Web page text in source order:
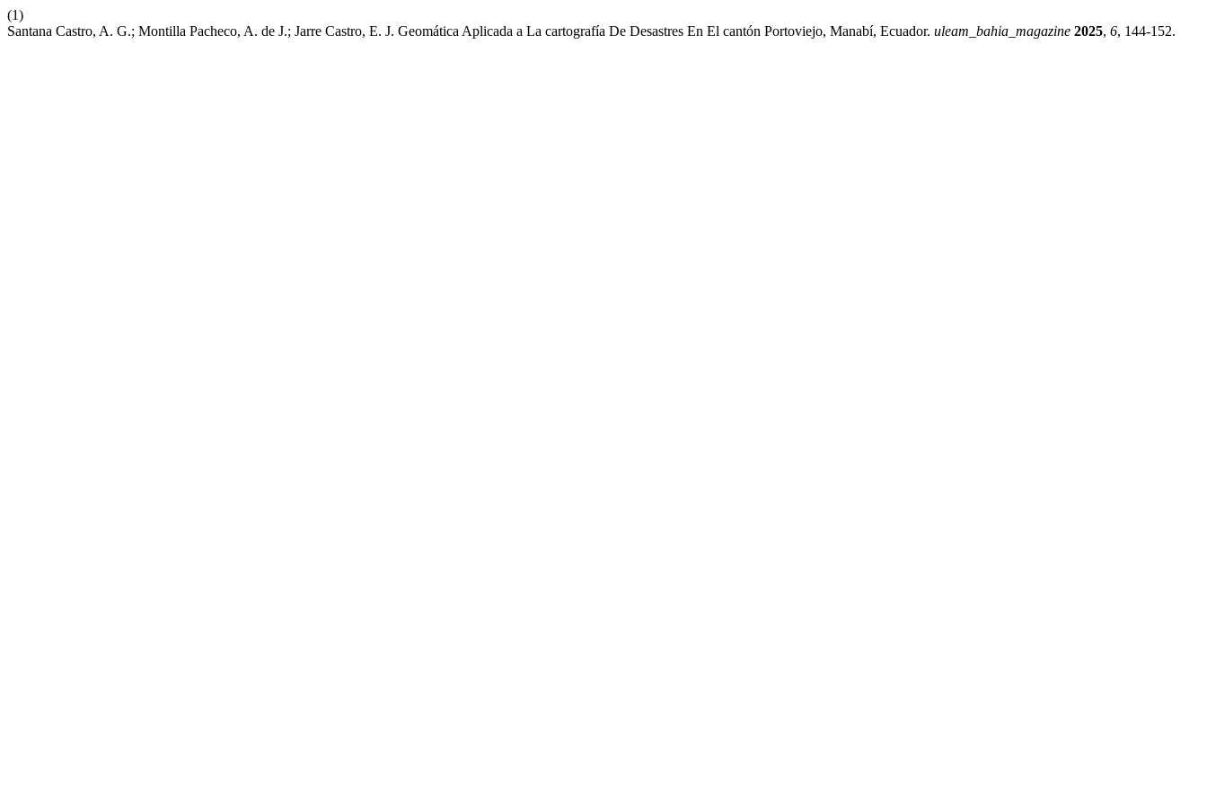
(1)
Santana Castro, A. G.; Montilla Pacheco, A. de J.; Jarre Castro, E. J. Geomática Aplicada a La cartografía De Desastres En El cantón Portoviejo, Manabí, Ecuador. uleam_bahia_magazine 2025, 6, 144-152.